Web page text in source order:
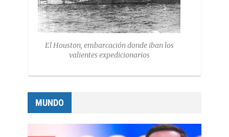
El Houston, embarcación donde iban los
valientes expedicionarios
MUNDO